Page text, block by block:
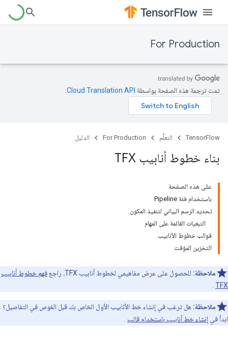
For Production
تمت ترجمة هذه الصفحة بواسطة Cloud Translation API‏
TensorFlow التعلُّم For Production الدليل
بناء خطوط أنابيب TFX
على هذه الصفحة
باستخدام فئة Pipeline
تحديد الرسم البياني لتنفيذ المكون
التبعيات القائمة على المهام
قوالب خطوط الأنابيب
التخزين المؤقت
ملاحظة: للحصول على عرض مفاهيمي لخطوط أنابيب TFX، راجع
فهم خطوط أنابيب
TFX
ملاحظة: هل ترغب في إنشاء خط الأنابيب الأول الخاص بك قبل الغوص في التفاصيل؟
ابدأ في إنشاء خط أنابيب باستخدام قالب